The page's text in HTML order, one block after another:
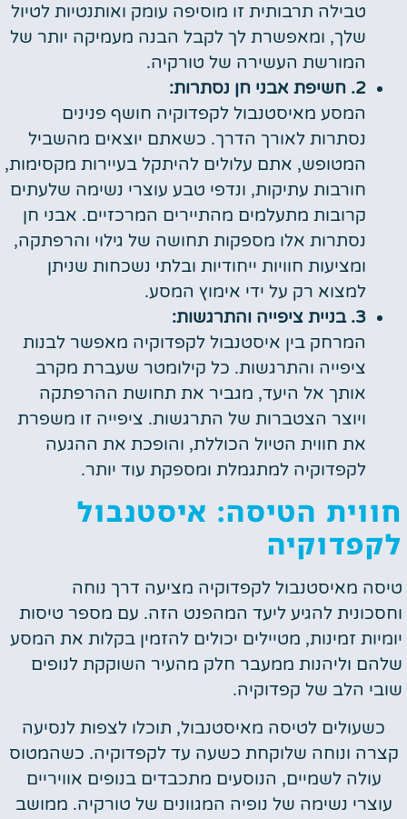
טבילה תרבותית זו מוסיפה עומק ואותנטיות לטיול
שלך, ומאפשרת לך לקבל הבנה מעמיקה יותר של
המורשת העשירה של טורקיה.
2. חשיפת אבני חן נסתרות:
המסע מאיסטנבול לקפדוקיה חושף פנינים
נסתרות לאורך הדרך. כשאתם יוצאים מהשביל
המטופש, אתם עלולים להיתקל בעיירות מקסימות,
חורבות עתיקות, ונדפי טבע עוצרי נשימה שלעתים
קרובות מתעלמים מהתיירים המרכזיים. אבני חן
נסתרות אלו מספקות תחושה של גילוי והרפתקה,
ומציעות חוויות ייחודיות ובלתי נשכחות שניתן
למצוא רק על ידי אימוץ המסע.
3. בניית ציפייה והתרגשות:
המרחק בין איסטנבול לקפדוקיה מאפשר לבנות
ציפייה והתרגשות. כל קילומטר שעברת מקרב
אותך אל היעד, מגביר את תחושת ההרפתקה
ויוצר הצטברות של התרגשות. ציפייה זו משפרת
את חווית הטיול הכוללת, והופכת את ההגעה
לקפדוקיה למתגמלת ומספקת עוד יותר.
חווית הטיסה: איסטנבול
לקפדוקיה
טיסה מאיסטנבול לקפדוקיה מציעה דרך נוחה
וחסכונית להגיע ליעד המהפנט הזה. עם מספר טיסות
יומיות זמינות, מטיילים יכולים להזמין בקלות את המסע
שלהם וליהנות ממעבר חלק מהעיר השוקקת לנופים
שובי הלב של קפדוקיה.
כשעולים לטיסה מאיסטנבול, תוכלו לצפות לנסיעה
קצרה ונוחה שלוקחת כשעה עד לקפדוקיה. כשהמטוס
עולה לשמיים, הנוסעים מתכבדים בנופים אוויריים
עוצרי נשימה של נופיה המגוונים של טורקיה. ממושב